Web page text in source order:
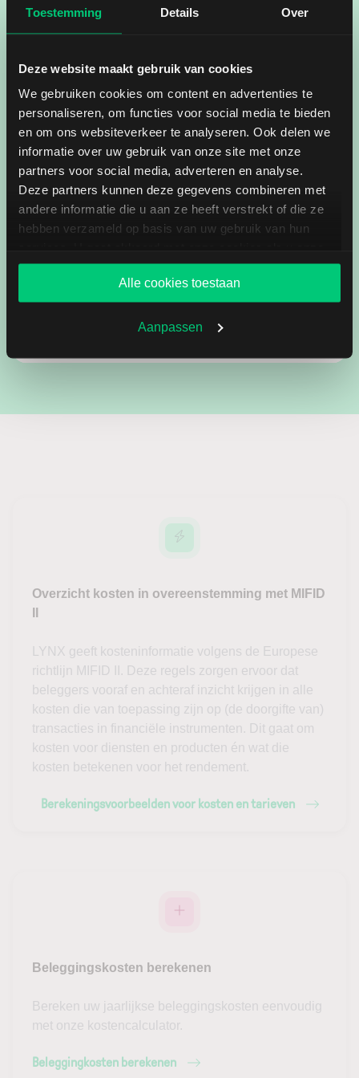
Toestemming Details Over
Deze website maakt gebruik van cookies
We gebruiken cookies om content en advertenties te
personaliseren, om functies voor social media te bieden
en om ons websiteverkeer te analyseren. Ook delen we
informatie over uw gebruik van onze site met onze
partners voor social media, adverteren en analyse.
Deze partners kunnen deze gegevens combineren met
andere informatie die u aan ze heeft verstrekt of die ze
hebben verzameld op basis van uw gebruik van hun
website blijft gebruiken.
Alle cookies toestaan
Aanpassen
rekening?
Hoe betrouwbaar is het platform?
Hoe snel en kundig is de
klantenservice?
Kan ik het platform vooraf bekijken?
overdragen zonder extra kosten?
Wat moet ik minimaal storten om een
Overzicht kosten in overeenstemming met MIFID
LYNX geeft kosteninformatie volgens de Europese
richtlijn MIFID II. Deze regels zorgen ervoor dat
beleggers vooraf en achteraf inzicht krijgen in alle
kosten die van toepassing zijn op (de doorgifte van)
transacties in financiële instrumenten. Dit gaat om
kosten voor diensten en producten én wat die
kosten betekenen voor het rendement.
Berekeningsvoorbeelden voor kosten en tarieven
Beleggingskosten berekenen
Bereken uw jaarlijkse beleggingskosten eenvoudig
met onze kostencalculator.
Beleggingkosten berekenen